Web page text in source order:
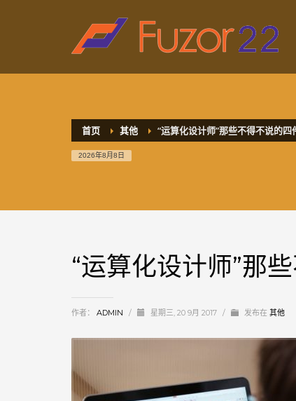
HOW TO SHOP
1 Login or create new account.
首页 其他 “运算化设计师”那些不得不说的四
2026年8月8日
“运算化设计师”那
作者： ADMIN / 星期三, 20 9月 2017 / 发布在 其他